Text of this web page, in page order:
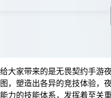
大家带来的是无畏契约手游
，塑造出各异的竞技体验，
力的技能体系，发挥着至关